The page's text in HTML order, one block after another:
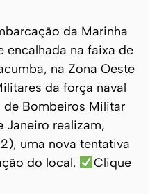
da Marinha
encalhada na faixa de
na Zona Oeste
da força naval
Bombeiros Militar
Janeiro realizam,
uma nova tentativa
do local.
Clique